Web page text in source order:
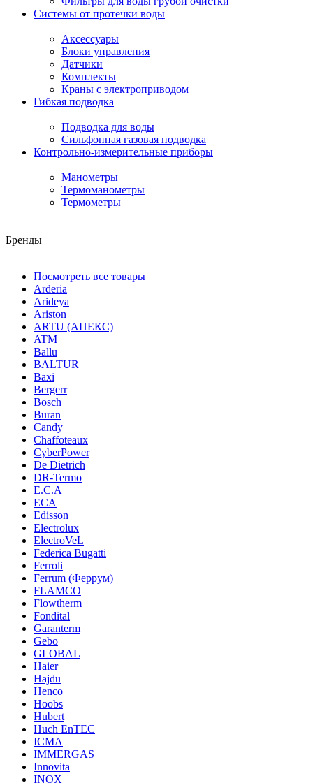
Системы от протечки воды
Аксессуары
Блоки управления
Датчики
Комплекты
Краны с электроприводом
Гибкая подводка
Подводка для воды
Сильфонная газовая подводка
Контрольно-измерительные приборы
Манометры
Термоманометры
Термометры
Бренды
Посмотреть все товары
Arderia
Arideya
Ariston
ARTU (АПЕКС)
ATM
Ballu
BALTUR
Baxi
Bergerr
Bosch
Buran
Candy
Chaffoteaux
CyberPower
De Dietrich
DR-Termo
E.C.A
ECA
Edisson
Electrolux
ElectroVeL
Federica Bugatti
Ferroli
Ferrum (Феррум)
FLAMCO
Flowtherm
Fondital
Garanterm
Gebo
GLOBAL
Haier
Hajdu
Henco
Hoobs
Hubert
Huch EnTEC
ICMA
IMMERGAS
Innovita
INOX